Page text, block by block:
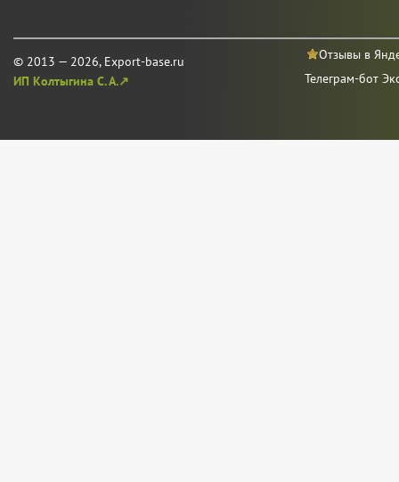
© 2013 — 2026, Export-base.ru
ИП Колтыгина С. А.↗
Отзывы в
Телеграм-бот